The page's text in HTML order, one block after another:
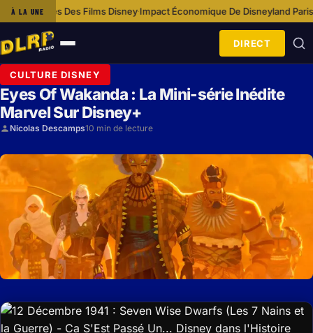
À LA UNE
Films Disney Impact Économique De Disneyland Paris Sur La
Ouvrir
le
menu
DIRECT
CULTURE DISNEY
Eyes Of Wakanda : La Mini-série Inédite
Marvel Sur Disney+
Nicolas Descamps10 min de lecture